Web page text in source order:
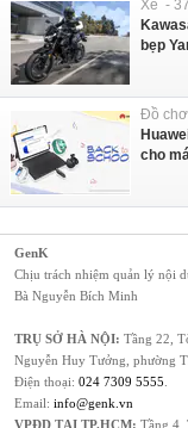
Xe -
bẹp
Đồ
cho
GenK
Chịu trách nhiệm quản lý nội
Bà Nguyễn Bích Minh
TRỤ SỞ HÀ NỘI: Tầng 22,
Nguyễn Huy Tưởng, phường
Điện thoại: 024 7309 5555
Email: info@genk.vn
VPĐD TẠI TP.HCM: Tầng 4,